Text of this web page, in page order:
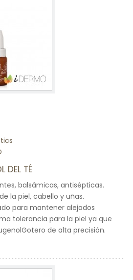
DEL TÉ
balsámicas, antisépticas.
la piel, cabello y uñas.
para mantener alejados
tolerancia para la piel ya que
de alta precisión.